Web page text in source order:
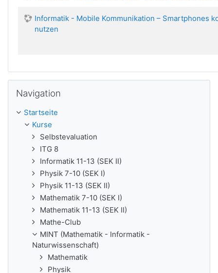
Informatik - Mobile Kommunikation – Smartphones
nutzen
Navigation
Startseite
Kurse
Selbstevaluation
ITG 8
Informatik 11-13 (SEK II)
Physik 7-10 (SEK I)
Physik 11-13 (SEK II)
Mathematik 7-10 (SEK I)
Mathematik 11-13 (SEK II)
Mathe-Club
MINT (Mathematik - Informatik -
Naturwissenschaft)
Mathematik
Physik